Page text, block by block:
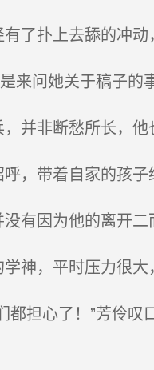
扑上去舔的冲动
来问她关于稿子的
并非断愁所长，他
，带着自家的孩子
有因为他的离开二
神，平时压力很大
担心了！”芳伶